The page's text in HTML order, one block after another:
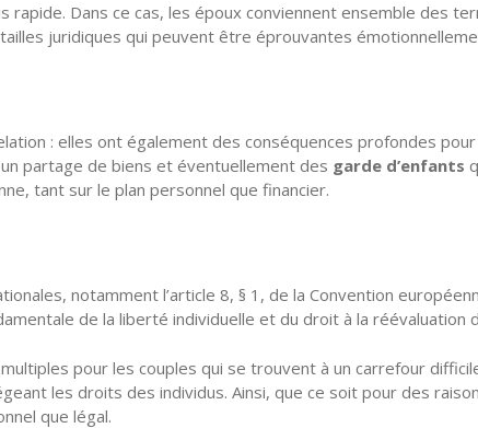
Dans ce cas, les époux conviennent ensemble des
juridiques qui peuvent être éprouvantes
: elles ont également des conséquences profondes
partage de biens et éventuellement des garde d’enfants
tant sur le plan personnel que financier.
notamment l’article 8, § 1, de la Convention
de la liberté individuelle et du droit à la réévaluation
pour les couples qui se trouvent à un carrefour
les droits des individus. Ainsi, que ce soit pour des
que légal.